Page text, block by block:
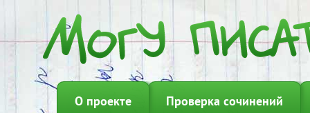
О проекте Проверка сочинений